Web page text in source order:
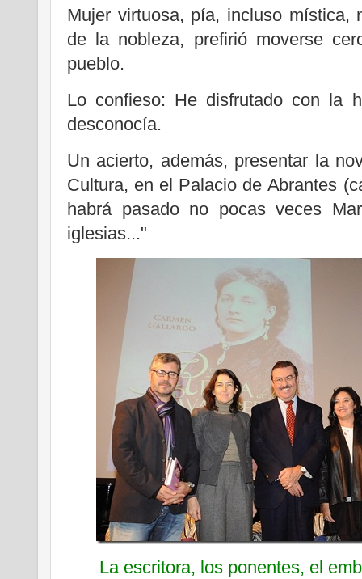
Mujer virtuosa, pía, incluso mística,
de la nobleza, prefirió moverse
pueblo.
Lo confieso: He disfrutado con la
desconocía.
Un acierto, además, presentar la
Cultura, en el Palacio de Abrantes
habrá pasado no pocas veces
iglesias..."
La escritora, los ponentes, el